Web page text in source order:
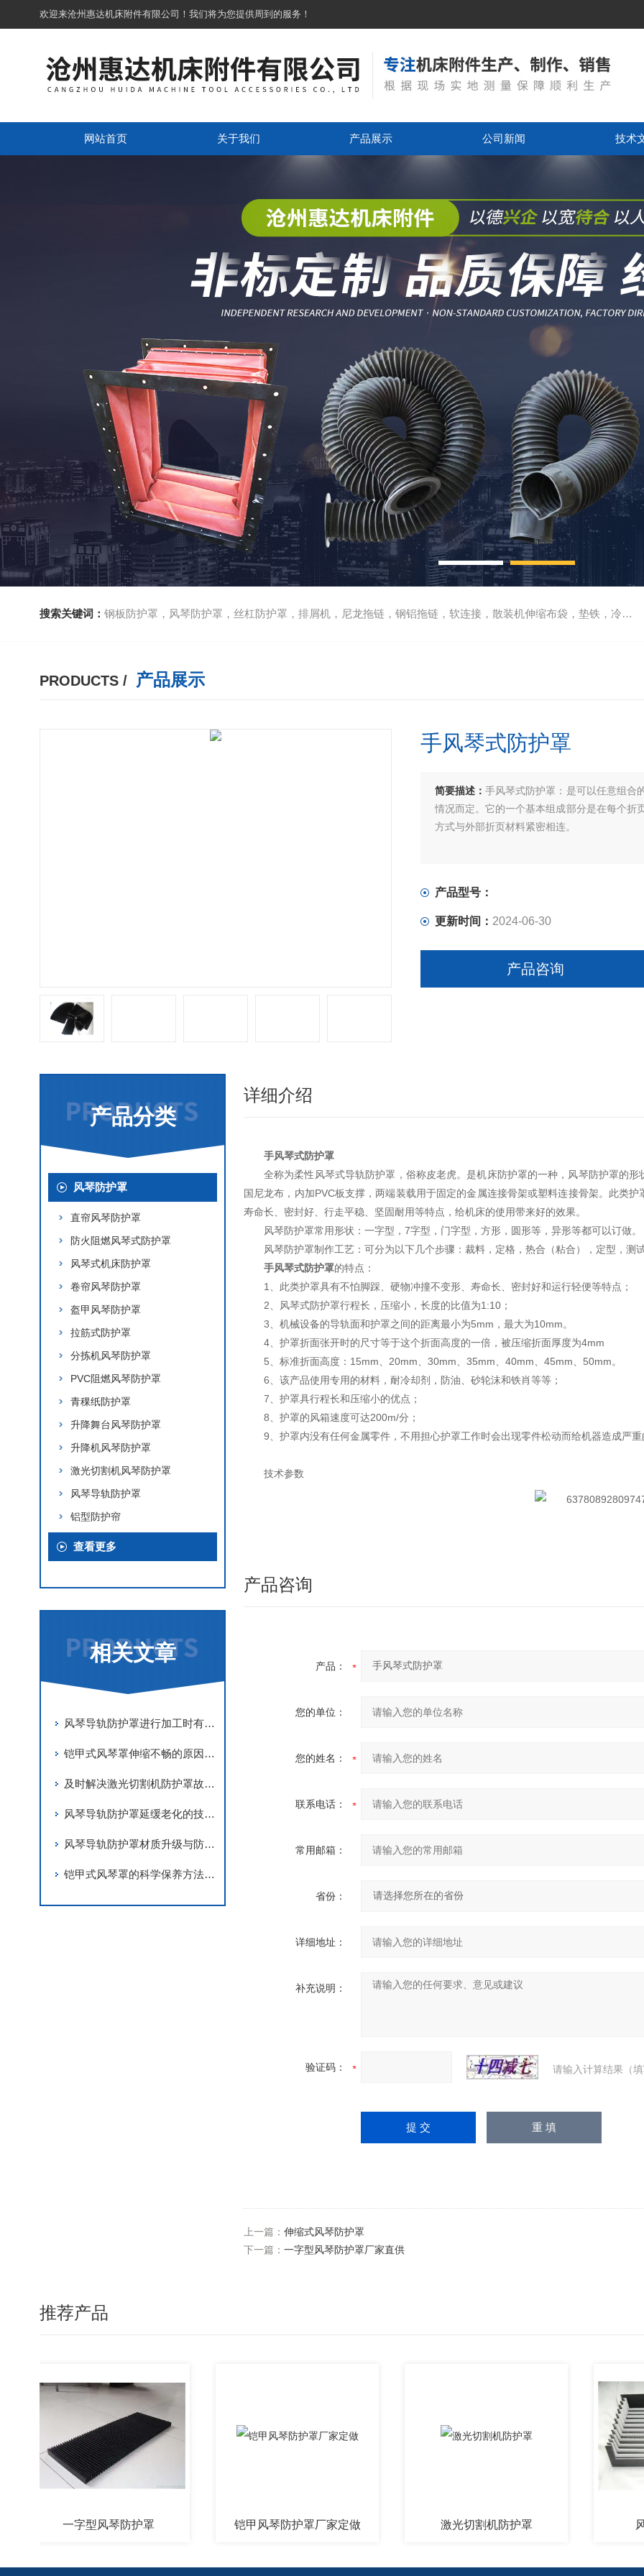
欢迎来沧州惠达机床附件有限公司！我们将为您提供周到的服务！
网站首页 关于我们 产品展示 公司新闻 技术
搜索关键词： 钢板防护罩，风琴防护罩，丝杠防护罩，排屑机，尼龙拖链，钢铝拖链，软连接，散装机伸缩布袋，垫铁，冷却管，刮屑板
PRODUCTS / 产品展示
手风琴式防护罩
简要描述：手风琴式防护罩：是可以任意组合
情况而定。它的一个基本组成部分是在每个折
方式与外部折页材料紧密相连。
产品型号：
更新时间： 2024-06-30
产品咨询
产品分类
风琴防护罩
直帘风琴防护罩
防火阻燃风琴式防护罩
风琴式机床防护罩
卷帘风琴防护罩
盔甲风琴防护罩
拉筋式防护罩
分拣机风琴防护罩
PVC阻燃风琴防护罩
青稞纸防护罩
升降舞台风琴防护罩
升降机风琴防护罩
激光切割机风琴防护罩
风琴导轨防护罩
铝型防护帘
查看更多
相关文章
风琴导轨防护罩进行加工时有哪些要求
铠甲式风琴罩伸缩不畅的原因有哪些？
及时解决激光切割机防护罩故障是实现长期稳定防护的关键
风琴导轨防护罩延缓老化的技术手段
风琴导轨防护罩材质升级与防护优化
铠甲式风琴罩的科学保养方法分享
详细介绍
手风琴式防护罩
全称为柔性风琴式导轨防护罩，俗称皮老虎。是机床防护罩的一种，风琴防护罩的
国尼龙布，内加PVC板支撑，两端装载用于固定的金属连接骨架或塑料连接骨架。此类
寿命长、密封好、行走平稳、坚固耐用等特点，给机床的使用带来好的效果。
风琴防护罩常用形状：一字型，7字型，门字型，方形，圆形等，异形等都可以订做。
风琴防护罩制作工艺：可分为以下几个步骤：裁料，定格，热合（粘合），定型，测
手风琴式防护罩的特点：
1、此类护罩具有不怕脚踩、硬物冲撞不变形、寿命长、密封好和运行轻便等特点；
2、风琴式防护罩行程长，压缩小，长度的比值为1:10；
3、机械设备的导轨面和护罩之间的距离最小为5mm，最大为10mm。
4、护罩折面张开时的尺寸等于这个折面高度的一倍，被压缩折面厚度为4mm
5、标准折面高度：15mm、20mm、30mm、35mm、40mm、45mm、50mm。
6、该产品使用专用的材料，耐冷却剂，防油、砂轮沫和铁肖等等；
7、护罩具行程长和压缩小的优点；
8、护罩的风箱速度可达200m/分；
9、护罩内没有任何金属零件，不用担心护罩工作时会出现零件松动而给机器造成严
技术参数
产品咨询
产品：
您的单位：
您的姓名：
联系电话：
常用邮箱：
省份：
详细地址：
补充说明：
验证码： 请输入计算结果（
上一篇： 伸缩式风琴防护罩
下一篇： 一字型风琴防护罩厂家直供
推荐产品
一字型风琴防护罩 铠甲风琴防护罩厂家定做 激光切割机防护罩 风琴